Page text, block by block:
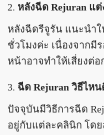
หลังฉีด Rejuran แ
หลังฉีดรีจูรัน แนะนำ
ชั่วโมงค่ะ เนื่องจากมี
หน้าอาจทำให้เสี่ยงต่อ
ฉีด Rejuran วิธีไหน
ปัจจุบันมีวิธีการฉีด
อยู่กับแต่ละคลินิก โด